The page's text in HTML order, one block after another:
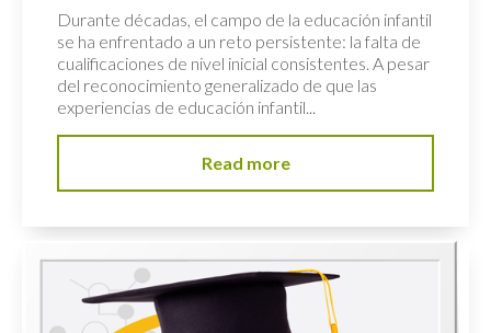
Durante décadas, el campo de la educación infantil
se ha enfrentado a un reto persistente: la falta de
cualificaciones de nivel inicial consistentes. A pesar
del reconocimiento generalizado de que las
experiencias de educación infantil...
Read more